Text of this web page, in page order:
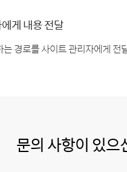
게 내용 전달
경로를 사이트 관리자에게 전
문의 사항이 있으